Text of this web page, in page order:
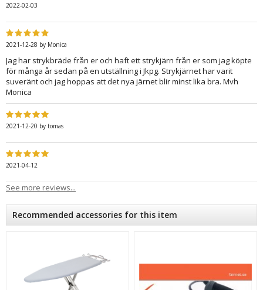
2022-02-03
2021-12-28 by Monica
Jag har strykbräde från er och haft ett strykjärn från er som jag köpte
för många år sedan på en utställning i Jkpg. Strykjärnet har varit
suveränt och jag hoppas att det nya järnet blir minst lika bra. Mvh
Monica
2021-12-20 by tomas
2021-04-12
See more reviews...
Recommended accessories for this item